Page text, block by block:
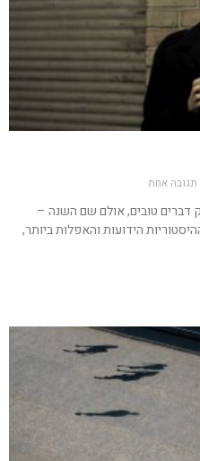
תגובה אחת
דברים טובים, אולם שם השנה –
הידועות והאפלות ביותר,